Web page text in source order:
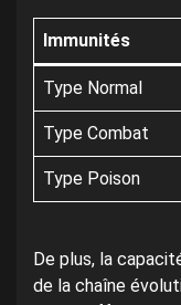
Immunités
Type Normal
Type Combat
Type Poison
De plus, la
de la chaîne